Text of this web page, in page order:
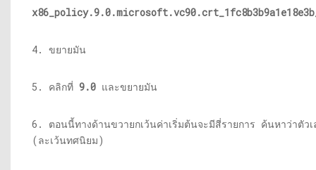
x86_policy.9.0.
4. ขยายมัน
5. คลิกที่ 9.0 และขยายมัน
6. ตอนนี้ทางด้านขวายกเว้นค่าเริ่มต้นจะมีสี่รายการ ค้นหาว่าตัว
(ละเว้นทศนิยม)